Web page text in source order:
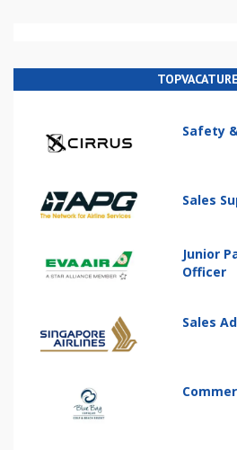
Safety
Sales
Junior
Officer
Sales